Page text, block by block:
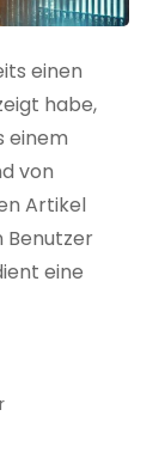
einen
habe,
einem
von
Artikel
Benutzer
eine
zu